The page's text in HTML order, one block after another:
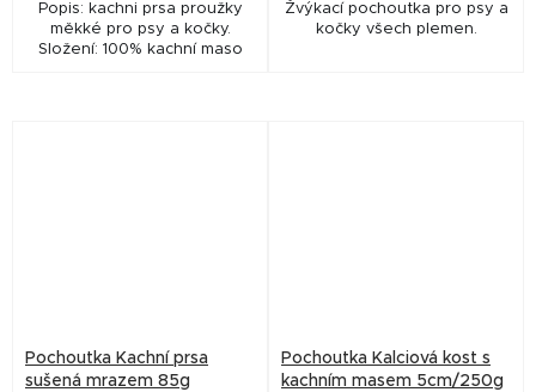
Popis: kachni prsa proužky
měkké pro psy a kočky.
Složení: 100% kachní maso
Žvýkací pochoutka pro psy a
kočky všech plemen.
Pochoutka Kachní prsa
sušená mrazem 85g
Pochoutka Kalciová kost s
kachním masem 5cm/250g